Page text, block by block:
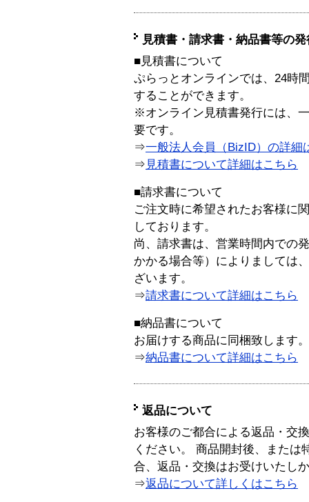
見積書・請求書・納品書等の
■見積書について
ぷらっとオンラインでは、24時
することができます。
※オンライン見積書発行には、
要です。
⇒一般法人会員（BizID）の詳細
⇒ 見積書について詳細はこちら
■請求書について
ご注文時に希望されたお客様に
しております。
尚、請求書は、営業時間内での
かかる場合等）によりましては
ざいます。
⇒請求書について詳細はこちら
■納品書について
お届けする商品に同梱致します。
⇒納品書について詳細はこちら
返品について
お客様のご都合による返品・交
ください。 商品開封後、または
合、返品・交換はお受けいたし
⇒返品について詳しくはこちら